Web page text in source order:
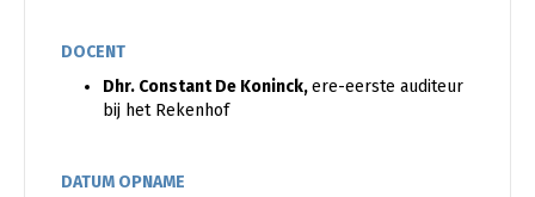
DOCENT
Dhr. Constant De Koninck,ere-eerste auditeur
bij het Rekenhof
DATUM OPNAME